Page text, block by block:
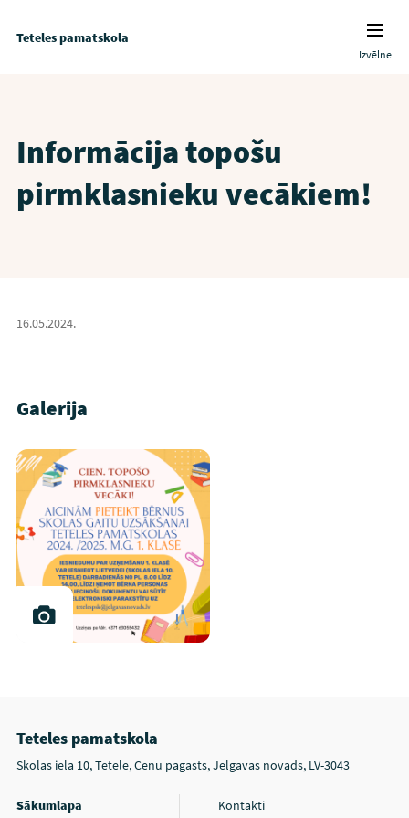
Teteles pamatskola
Izvēlne
Informācija topošu
pirmklasnieku vecākiem!
16.05.2024.
Galerija
Teteles pamatskola
Skolas iela 10, Tetele, Cenu pagasts, Jelgavas novads, LV-3043
Sākumlapa Kontakti